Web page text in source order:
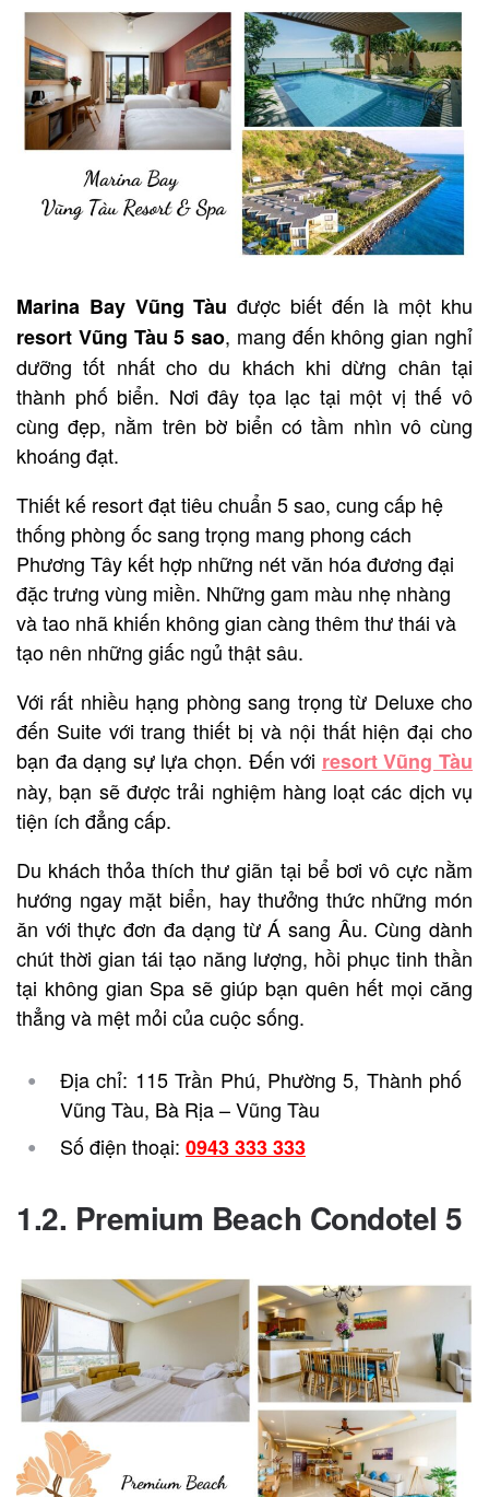
Marina Bay Vũng Tàu được biết đến là một khu
resort Vũng Tàu 5 sao, mang đến không gian nghỉ
dưỡng tốt nhất cho du khách khi dừng chân tại
thành phố biển. Nơi đây tọa lạc tại một vị thế vô
cùng đẹp, nằm trên bờ biển có tầm nhìn vô cùng
khoáng đạt.
Thiết kế resort đạt tiêu chuẩn 5 sao, cung cấp hệ
thống phòng ốc sang trọng mang phong cách
Phương Tây kết hợp những nét văn hóa đương đại
đặc trưng vùng miền. Những gam màu nhẹ nhàng
và tao nhã khiến không gian càng thêm thư thái và
tạo nên những giấc ngủ thật sâu.
Với rất nhiều hạng phòng sang trọng từ Deluxe cho
đến Suite với trang thiết bị và nội thất hiện đại cho
bạn đa dạng sự lựa chọn. Đến với resort Vũng Tàu
này, bạn sẽ được trải nghiệm hàng loạt các dịch vụ
tiện ích đẳng cấp.
Du khách thỏa thích thư giãn tại bể bơi vô cực nằm
hướng ngay mặt biển, hay thưởng thức những món
ăn với thực đơn đa dạng từ Á sang Âu. Cùng dành
chút thời gian tái tạo năng lượng, hồi phục tinh thần
tại không gian Spa sẽ giúp bạn quên hết mọi căng
thẳng và mệt mỏi của cuộc sống.
Địa chỉ: 115 Trần Phú, Phường 5, Thành phố
Vũng Tàu, Bà Rịa – Vũng Tàu
Số điện thoại: 0943 333 333
1.2. Premium Beach Condotel 5